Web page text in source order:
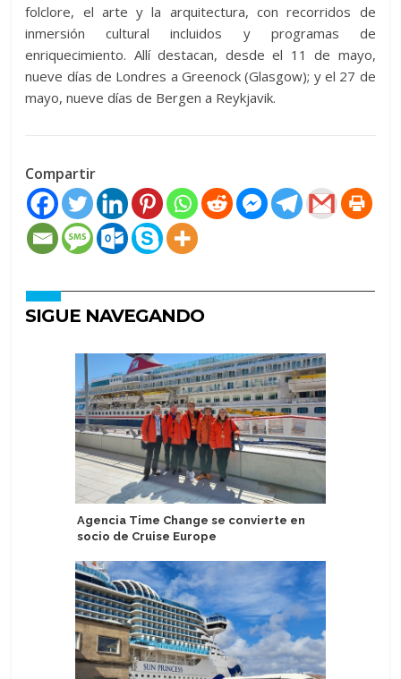
folclore, el arte y la arquitectura, con recorridos de
inmersión cultural incluidos y programas de
enriquecimiento. Allí destacan, desde el 11 de mayo,
nueve días de Londres a Greenock (Glasgow); y el 27 de
mayo, nueve días de Bergen a Reykjavik.
Compartir
SIGUE NAVEGANDO
Agencia Time Change se convierte en
socio de Cruise Europe